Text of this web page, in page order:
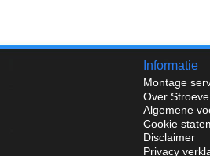
Informatie
Montage
Over
Algemene
Cookie
Disclaimer
Privacy